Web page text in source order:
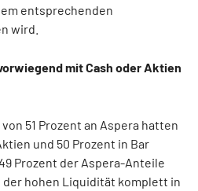
entsprechenden
wird.
mit Cash oder Aktien
51 Prozent an Aspera hatten
und 50 Prozent in Bar
Prozent der Aspera-Anteile
hohen Liquidität komplett in